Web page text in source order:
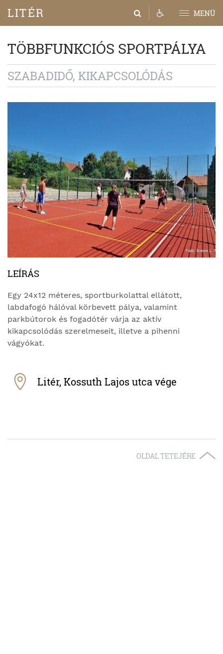
LITÉR MENÜ
TÖBBFUNKCIÓS SPORTPÁLYA
SZABADIDŐ, KIKAPCSOLÓDÁS
LEÍRÁS
Egy 24x12 méteres, sportburkolattal ellátott,
labdafogó hálóval körbevett pálya, valamint
parkbútorok és fogadótér várja az aktív
kikapcsolódás szerelmeseit, illetve a pihenni
vágyókat.
Litér, Kossuth Lajos utca vége
OLDAL TETEJÉRE